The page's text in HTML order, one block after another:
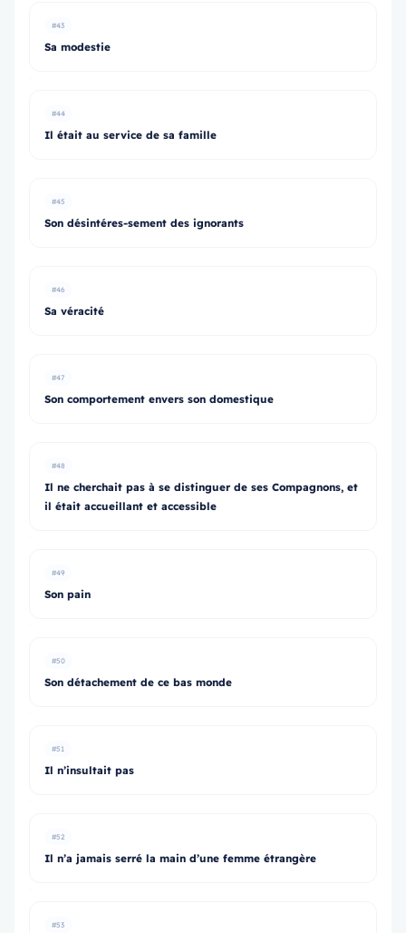
#43
Sa modestie
#44
Il était au service de sa famille
#45
Son désintéres-sement des ignorants
#46
Sa véracité
#47
Son comportement envers son domestique
#48
Il ne cherchait pas à se distinguer de ses Compagnons, et
il était accueillant et accessible
#49
Son pain
#50
Son détachement de ce bas monde
#51
Il n’insultait pas
#52
Il n’a jamais serré la main d’une femme étrangère
#53